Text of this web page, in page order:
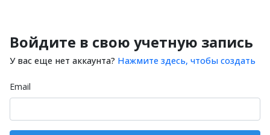
Войдите в свою учетную запись
У вас еще нет аккаунта? Нажмите здесь, чтобы создать
Email